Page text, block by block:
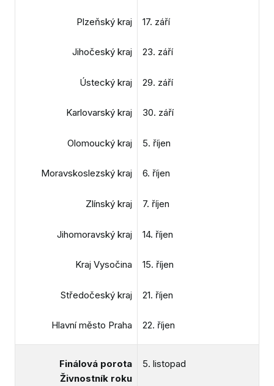
Plzeňský kraj
Jihočeský kraj
Ústecký kraj
Karlovarský kraj
Olomoucký kraj
Moravskoslezský kraj
Zlínský kraj
Jihomoravský kraj
Kraj Vysočina
Středočeský kraj
Hlavní město Praha
17. září
23. září
29. září
30. září
5. říjen
6. říjen
7. říjen
14. říjen
15. říjen
21. říjen
22. říjen
Finálová porota
Živnostník roku
5. listopad